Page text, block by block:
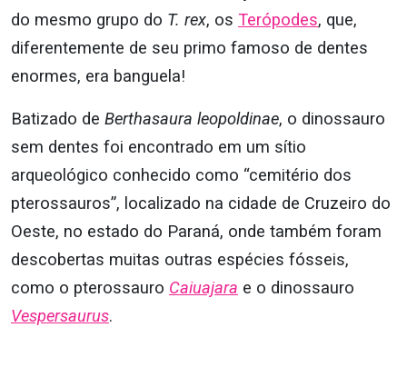
do mesmo grupo do T. rex, os Terópodes, que,
diferentemente de seu primo famoso de dentes
enormes, era banguela!
Batizado de Berthasaura leopoldinae, o dinossauro
sem dentes foi encontrado em um sítio
arqueológico conhecido como “cemitério dos
pterossauros”, localizado na cidade de Cruzeiro do
Oeste, no estado do Paraná, onde também foram
descobertas muitas outras espécies fósseis,
como o pterossauro Caiuajara e o dinossauro
Vespersaurus.